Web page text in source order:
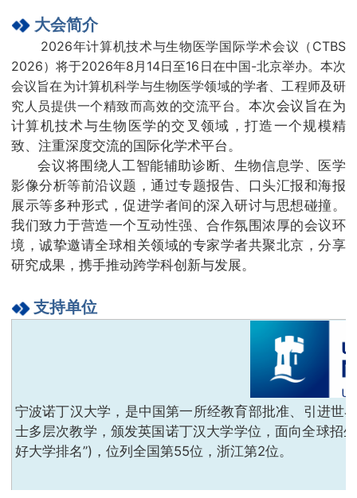
大会简介
2026年计算机技术与生物医学国际学术会议（CTBS
2026）将于2026年8月14日至16日在中国-北京举办。本次
会议旨在为计算机科学与生物医学领域的学者、工程师及研
究人员提供一个精致而高效的交流平台。 本次会议旨在为
计算机技术与生物医学的交叉领域，打造一个规模精
致、注重深度交流的国际化学术平台。
会议将围绕人工智能辅助诊断、生物信息学、医学
影像分析等前沿议题，通过专题报告、口头汇报和海报
展示等多种形式，促进学者间的深入研讨与思想碰撞。
我们致力于营造一个互动性强、合作氛围浓厚的会议环
境，诚挚邀请全球相关领域的专家学者共聚北京，分享
研究成果，携手推动跨学科创新与发展。
支持单位
宁波诺丁汉大学，是中国第一所经教育部批准、引进世
士多层次教学，颁发英国诺丁汉大学学位，面向全球招
好大学排名”)，位列全国第55位，浙江第2位。